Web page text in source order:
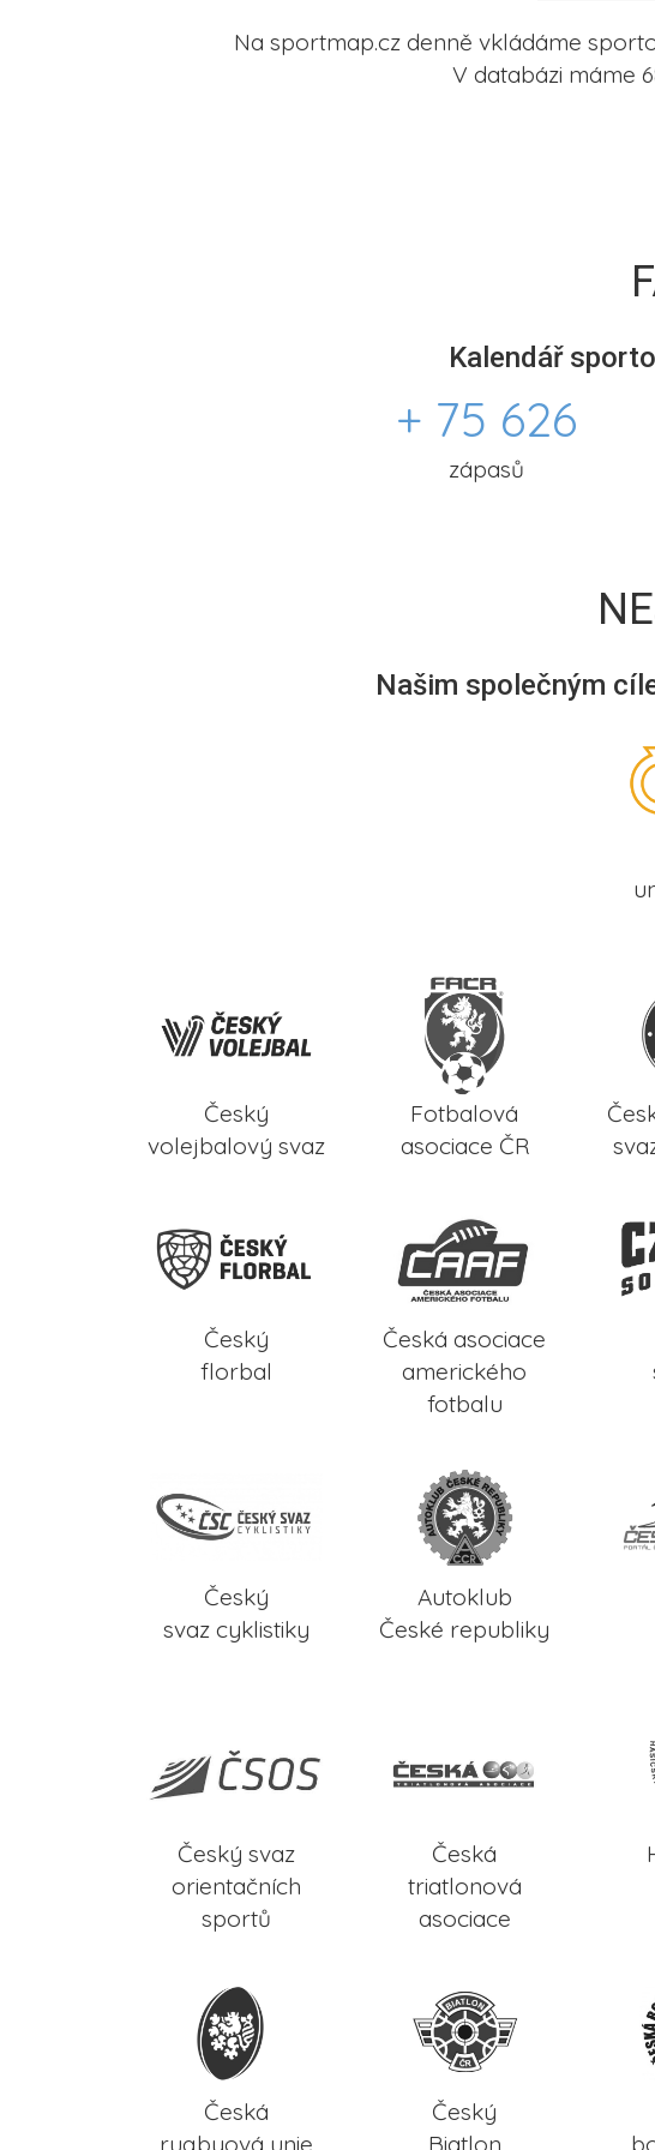
Na sportmap.cz denně vkládáme
V databázi máme
Kalendář
+ 75 626
zápasů
Našim společným
Český
volejbalový svaz
Fotbalová
asociace ČR
Český
florbal
Česká asociace
amerického
fotbalu
Český
svaz cyklistiky
Autoklub
České republiky
Český svaz
orientačních
sportů
Česká
triatlonová
asociace
Česká
rugbyová unie
Český
Biatlon